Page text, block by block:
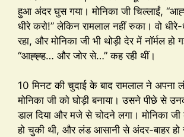
हुआ अंदर घुस गया। मोनिका जी चिल्लाईं,
धीरे करो!” लेकिन रामलाल नहीं रुका। वो
रहा, और मोनिका जी भी थोड़ी देर में नॉर्मल
“आह्ह्ह… और जोर से…” कह रही थीं।
10 मिनट की चुदाई के बाद रामलाल ने अपना
मोनिका जी को घोड़ी बनाया। उसने पीछे से
डाल दिया और मजे से चोदने लगा। मोनिका
हो चुकी थी, और लंड आसानी से अंदर-बाहर हो